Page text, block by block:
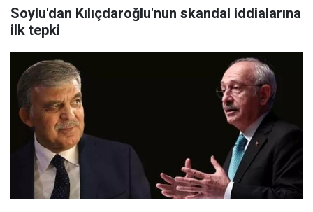
Soylu'dan Kılıçdaroğlu'nun skandal iddialarına
ilk tepki